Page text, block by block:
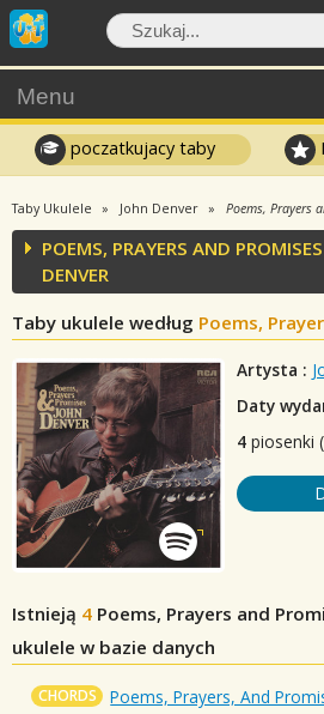
Menu
poczatkujacy taby
Taby Ukulele John Denver Poems, Prayers
POEMS, PRAYERS AND PROMISES
DENVER
Taby ukulele według Poems,
Artysta :
Daty
4 piosenki
Istnieją 4 Poems, Prayers and
ukulele w bazie danych
CHORDS Poems, Prayers, And